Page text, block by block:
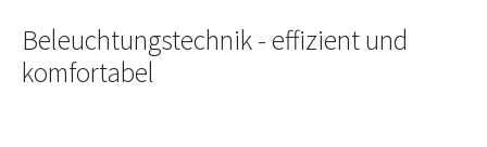
Beleuchtungstechnik - effizient und
komfortabel